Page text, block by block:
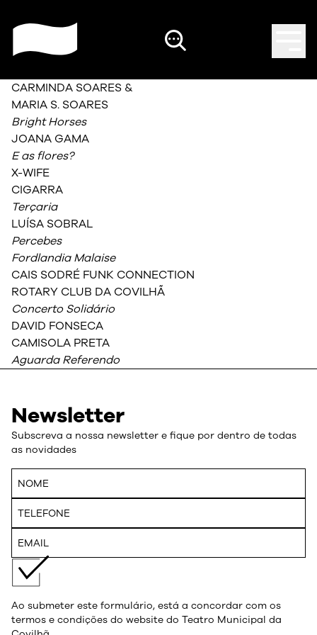
CARMINDA SOARES &
MARIA S. SOARES
Bright Horses
JOANA GAMA
E as flores?
X-WIFE
CIGARRA
Terçaria
LUÍSA SOBRAL
Percebes
Fordlandia Malaise
CAIS SODRÉ FUNK CONNECTION
ROTARY CLUB DA COVILHÃ
Concerto Solidário
DAVID FONSECA
CAMISOLA PRETA
Aguarda Referendo
Newsletter
Subscreva a nossa newsletter e fique por dentro de todas
as novidades
Ao submeter este formulário, está a concordar com os
termos e condições do website do Teatro Municipal da